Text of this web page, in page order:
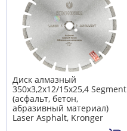
Диск алмазный
350x3,2х12/15х25,4 Segment
(асфальт, бетон,
абразивный материал)
Laser Asphalt, Kronger